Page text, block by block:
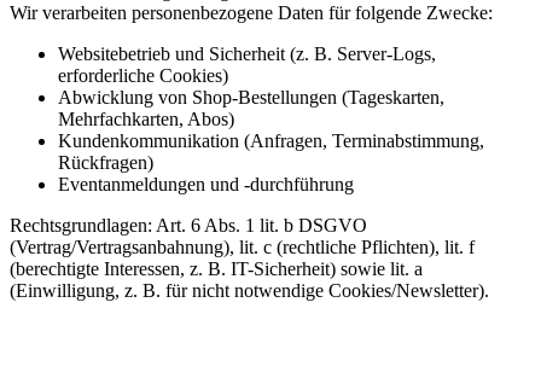
Wir verarbeiten personenbezogene Daten für folgende Zwecke:
Websitebetrieb und Sicherheit (z. B. Server-Logs,
erforderliche Cookies)
Abwicklung von Shop-Bestellungen (Tageskarten,
Mehrfachkarten, Abos)
Kundenkommunikation (Anfragen, Terminabstimmung,
Rückfragen)
Eventanmeldungen und -durchführung
Rechtsgrundlagen: Art. 6 Abs. 1 lit. b DSGVO
(Vertrag/Vertragsanbahnung), lit. c (rechtliche Pflichten), lit. f
(berechtigte Interessen, z. B. IT-Sicherheit) sowie lit. a
(Einwilligung, z. B. für nicht notwendige Cookies/Newsletter).